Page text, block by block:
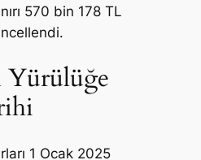
570 bin 178 TL
1 Ocak 2025